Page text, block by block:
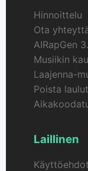
Hinnoittelu
Ota
AIRapGen
Musiikin
Laajenna-
Poista
Laillinen
Käyttöehdot